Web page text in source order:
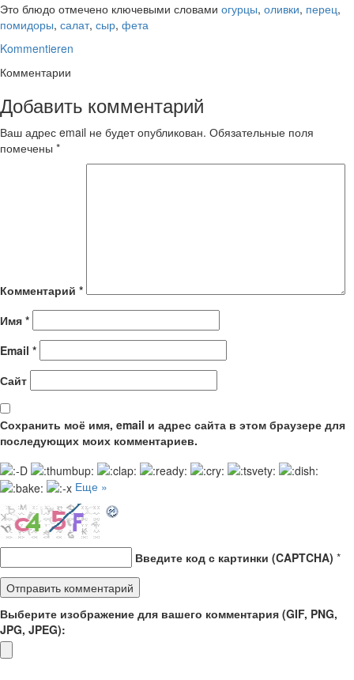
Это блюдо отмечено ключевыми словами огурцы, оливки, перец,
помидоры, салат, сыр, фета
Kommentieren
Комментарии
Добавить комментарий
Ваш адрес email не будет опубликован. Обязательные поля
помечены *
Комментарий *
Имя *
Email *
Сайт
Сохранить моё имя, email и адрес сайта в этом браузере для
последующих моих комментариев.
Еще »
Введите код с картинки (CAPTCHA) *
Выберите изображение для вашего комментария (GIF, PNG,
JPG, JPEG):